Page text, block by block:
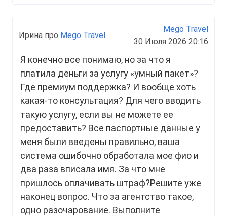
Ирина про Mego Travel
Mego Travel
30 Июля 2026 20:16
Я конечно все понимаю, но за что я
платила деньги за услугу «умный пакет»?
Где премиум поддержка? И вообще хоть
какая-то консультация? Для чего вводить
такую услугу, если вы не можете ее
предоставить? Все паспортные данные у
меня были введены правильно, ваша
система ошибочно обработала мое фио и
два раза вписала имя. За что мне
пришлось оплачивать штраф?Решите уже
наконец вопрос. Что за агентство такое,
одно разочарование. Выполните